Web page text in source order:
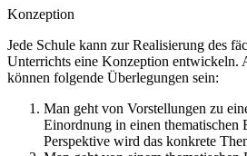
Konzeption
Jede Schule kann zur Realisierung des
Unterrichts eine Konzeption entwickeln.
können folgende Überlegungen sein:
Man geht von Vorstellungen zu
Einordnung in einen thematischen
Perspektive wird das konkrete